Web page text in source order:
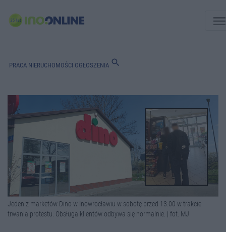
PRACA NIERUCHOMOŚCI OGŁOSZENIA search
Jeden z marketów Dino w Inowrocławiu w sobotę przed 13.00 w trakcie
trwania protestu. Obsługa klientów odbywa się normalnie. | fot. MJ